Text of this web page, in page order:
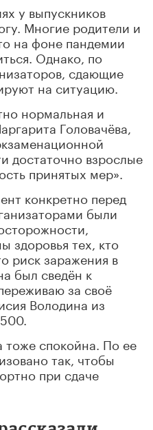
у выпускников
Многие родители и
на фоне пандемии
Однако, по
сдающие
на ситуацию.
нормальная и
Головачёва,
достаточно взрослые
принятых мер».
конкретно перед
были
здоровья тех, кто
риск заражения в
был сведён к
за своё
Володина из
тоже спокойна. По ее
так, чтобы
при сдаче